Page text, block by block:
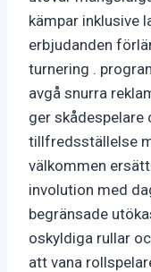
kämpar inklusive
erbjudanden
turnering .
avgå snurra
ger
tillfredsställelse
välkommen
involution med
begränsade
oskyldiga rullar
att vana